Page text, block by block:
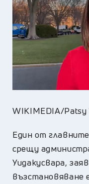
WIKIMEDIA/Patsy
Един от
срещу
Уидакусвара,
възстановяване